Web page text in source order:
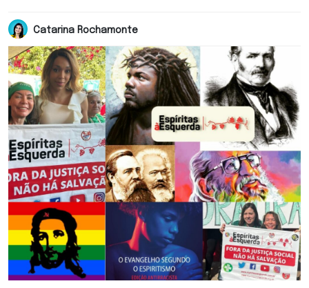
Catarina Rochamonte